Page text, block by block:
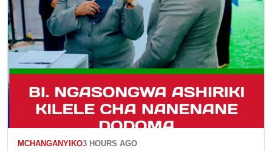
MCHANGANYIKO3 HOURS AGO